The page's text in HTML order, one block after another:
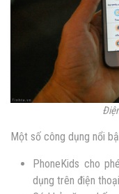
Một số công dụng nổi
PhoneKids cho
dụng trên điện